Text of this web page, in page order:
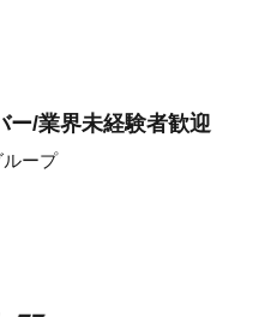
ー/業界未経験者歓迎
ープ